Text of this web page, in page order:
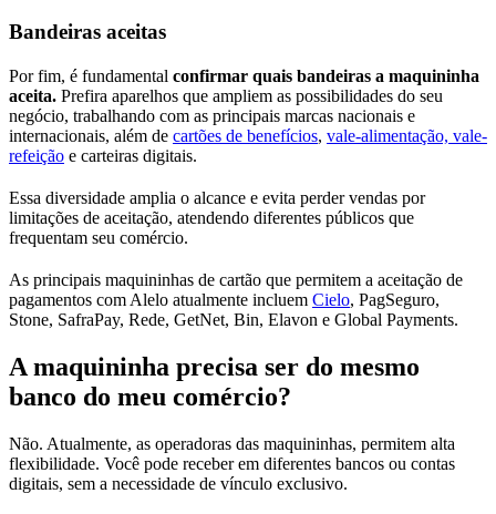
Bandeiras aceitas
Por fim, é fundamental confirmar quais bandeiras a maquininha
aceita. Prefira aparelhos que ampliem as possibilidades do seu
negócio, trabalhando com as principais marcas nacionais e
internacionais, além de cartões de benefícios, vale-alimentação, vale-
refeição e carteiras digitais.
Essa diversidade amplia o alcance e evita perder vendas por
limitações de aceitação, atendendo diferentes públicos que
frequentam seu comércio.
As principais maquininhas de cartão que permitem a aceitação de
pagamentos com Alelo atualmente incluem Cielo, PagSeguro,
Stone, SafraPay, Rede, GetNet, Bin, Elavon e Global Payments.
A maquininha precisa ser do mesmo
banco do meu comércio?
Não. Atualmente, as operadoras das maquininhas, permitem alta
flexibilidade. Você pode receber em diferentes bancos ou contas
digitais, sem a necessidade de vínculo exclusivo.